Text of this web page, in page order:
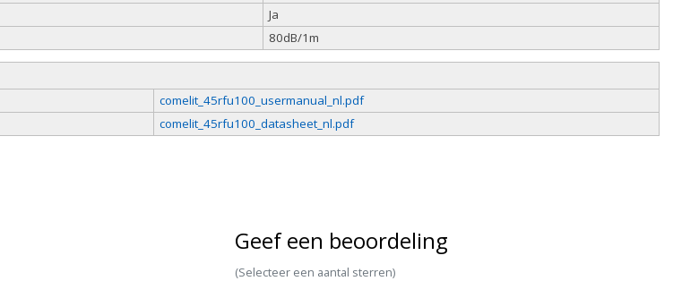
Ja
80dB/1m
comelit_45rfu100_usermanual_nl.pdf
comelit_45rfu100_datasheet_nl.pdf
Geef een beoordeling
(Selecteer een aantal sterren)